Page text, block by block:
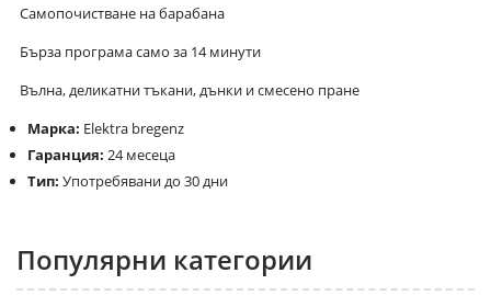
Самопочистване на барабана
Бърза програма само за 14 минути
Вълна, деликатни тъкани, дънки и смесено пране
Марка: Еlektra bregenz
Гаранция: 24 месеца
Тип: Употребявани до 30 дни
Популярни категории